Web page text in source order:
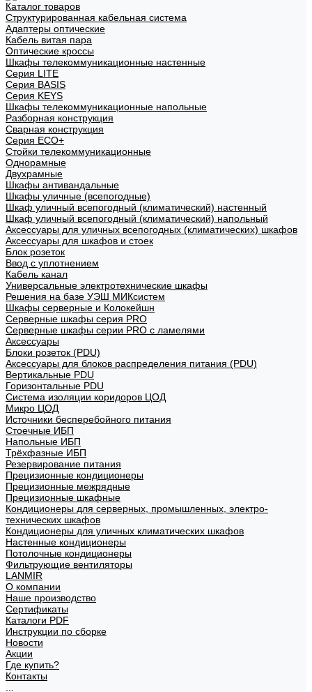
Каталог товаров
Структурированная кабельная система
Адаптеры оптические
Кабель витая пара
Оптические кроссы
Шкафы телекоммуникационные настенные
Cерия LITE
Cерия BASIS
Cерия KEYS
Шкафы телекоммуникационные напольные
Разборная конструкция
Сварная конструкция
Серия ECO+
Стойки телекоммуникационные
Однорамные
Двухрамные
Шкафы антивандальные
Шкафы уличные (всепогодные)
Шкаф уличный всепогодный (климатический) настенный
Шкаф уличный всепогодный (климатический) напольный
Аксессуары для уличных всепогодных (климатических) шкафов
Аксессуары для шкафов и стоек
Блок розеток
Ввод с уплотнением
Кабель канал
Универсальные электротехнические шкафы
Решения на базе УЭШ МИКсистем
Шкафы серверные и Колокейшн
Серверные шкафы серия PRO
Серверные шкафы серии PRO с ламелями
Аксессуары
Блоки розеток (PDU)
Аксессуары для блоков распределения питания (PDU)
Вертикальные PDU
Горизонтальные PDU
Система изоляции коридоров ЦОД
Микро ЦОД
Источники бесперебойного питания
Стоечные ИБП
Напольные ИБП
Трёхфазные ИБП
Резервирование питания
Прецизионные кондиционеры
Прецизионные межрядные
Прецизионные шкафные
Кондиционеры для серверных, промышленных, электро-
технических шкафов
Кондиционеры для уличных климатических шкафов
Настенные кондиционеры
Потолочные кондиционеры
Фильтрующие вентиляторы
LANMIR
О компании
Наше производство
Сертификаты
Каталоги PDF
Инструкции по сборке
Новости
Акции
Где купить?
Контакты